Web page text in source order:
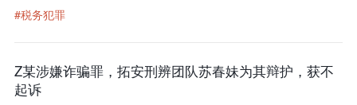
#税务犯罪
Z某涉嫌诈骗罪，拓安刑辨团队苏春妹为其辩护，获不
起诉